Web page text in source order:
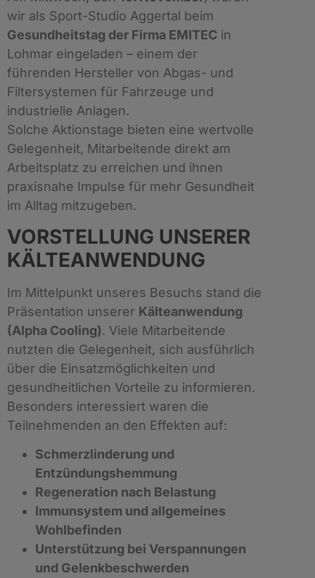
wir als Sport-Studio Aggertal beim
Gesundheitstag der Firma EMITEC in
Lohmar eingeladen – einem der
führenden Hersteller von Abgas- und
Filtersystemen für Fahrzeuge und
industrielle Anlagen.
Solche Aktionstage bieten eine wertvolle
Gelegenheit, Mitarbeitende direkt am
Arbeitsplatz zu erreichen und ihnen
praxisnahe Impulse für mehr Gesundheit
im Alltag mitzugeben.
VORSTELLUNG UNSERER
KÄLTEANWENDUNG
Im Mittelpunkt unseres Besuchs stand die
Präsentation unserer Kälteanwendung
(Alpha Cooling). Viele Mitarbeitende
nutzten die Gelegenheit, sich ausführlich
über die Einsatzmöglichkeiten und
gesundheitlichen Vorteile zu informieren.
Besonders interessiert waren die
Teilnehmenden an den Effekten auf:
Schmerzlinderung und
Entzündungshemmung
Regeneration nach Belastung
Immunsystem und allgemeines
Wohlbefinden
Unterstützung bei Verspannungen
und Gelenkbeschwerden